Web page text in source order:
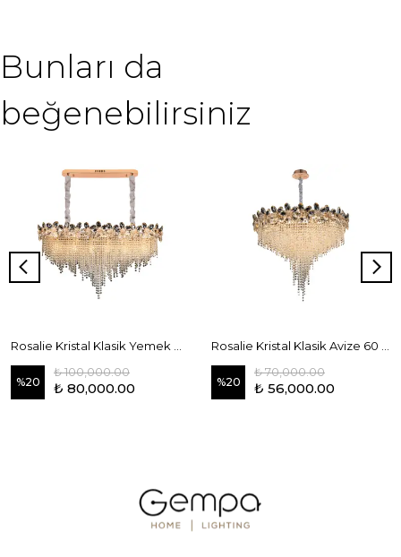
Bunları da
beğenebilirsiniz
%20
₺ 100,000.00
₺ 80,000.00 %20
₺ 70,000.00
₺ 56,000.00